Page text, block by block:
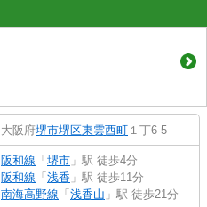
大阪府堺市堺区東雲西町 １丁6-5
阪和線 「 堺市 」駅 徒歩4分
阪和線 「 浅香 」駅 徒歩11分
南海高野線 「 浅香山 」駅 徒歩21分